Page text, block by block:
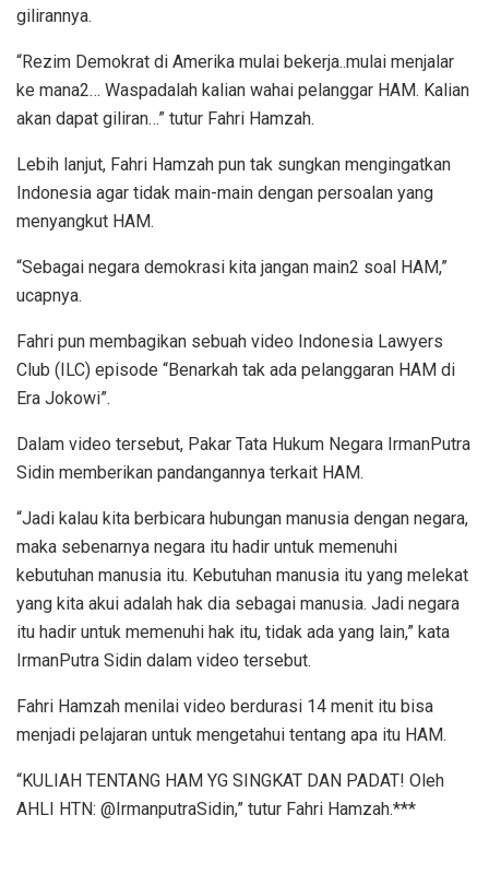
gilirannya.
“Rezim Demokrat di Amerika mulai bekerja..mulai menjalar
ke mana2… Waspadalah kalian wahai pelanggar HAM. Kalian
akan dapat giliran…” tutur Fahri Hamzah.
Lebih lanjut, Fahri Hamzah pun tak sungkan mengingatkan
Indonesia agar tidak main-main dengan persoalan yang
menyangkut HAM.
“Sebagai negara demokrasi kita jangan main2 soal HAM,”
ucapnya.
Fahri pun membagikan sebuah video Indonesia Lawyers
Club (ILC) episode “Benarkah tak ada pelanggaran HAM di
Era Jokowi”.
Dalam video tersebut, Pakar Tata Hukum Negara IrmanPutra
Sidin memberikan pandangannya terkait HAM.
“Jadi kalau kita berbicara hubungan manusia dengan negara,
maka sebenarnya negara itu hadir untuk memenuhi
kebutuhan manusia itu. Kebutuhan manusia itu yang melekat
yang kita akui adalah hak dia sebagai manusia. Jadi negara
itu hadir untuk memenuhi hak itu, tidak ada yang lain,” kata
IrmanPutra Sidin dalam video tersebut.
Fahri Hamzah menilai video berdurasi 14 menit itu bisa
menjadi pelajaran untuk mengetahui tentang apa itu HAM.
“KULIAH TENTANG HAM YG SINGKAT DAN PADAT! Oleh
AHLI HTN: @IrmanputraSidin,” tutur Fahri Hamzah.***